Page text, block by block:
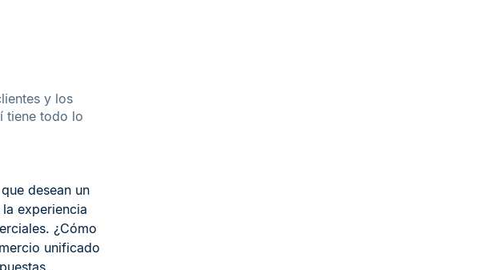
y los
tiene todo lo
desean un
experiencia
¿Cómo
unificado